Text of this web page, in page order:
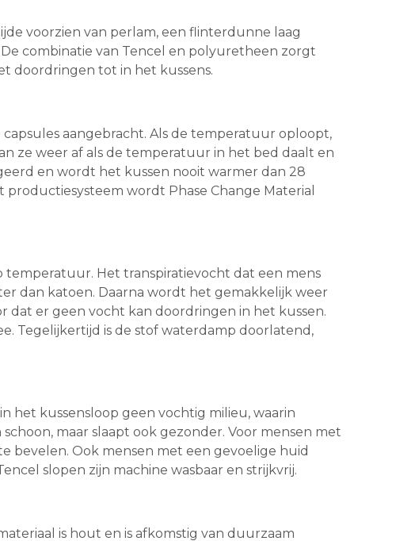
voorzien van perlam, een flinterdunne laag
combinatie van Tencel en polyuretheen zorgt
doordringen tot in het kussens.
aangebracht. Als de temperatuur oploopt,
ze weer af als de temperatuur in het bed daalt en
en wordt het kussen nooit warmer dan 28
wordt Phase Change Material
temperatuur. Het transpiratievocht dat een mens
dan katoen. Daarna wordt het gemakkelijk weer
dat er geen vocht kan doordringen in het kussen.
Tegelijkertijd is de stof waterdamp doorlatend,
het kussensloop geen vochtig milieu, waarin
maar slaapt ook gezonder. Voor mensen met
bevelen. Ook mensen met een gevoelige huid
slopen zijn machine wasbaar en strijkvrij.
is hout en is afkomstig van duurzaam